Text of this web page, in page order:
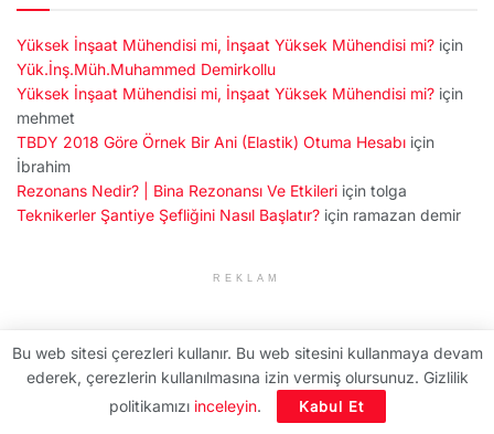
Yüksek İnşaat Mühendisi mi, İnşaat Yüksek Mühendisi mi? için
Yük.İnş.Müh.Muhammed Demirkollu
Yüksek İnşaat Mühendisi mi, İnşaat Yüksek Mühendisi mi? için
mehmet
TBDY 2018 Göre Örnek Bir Ani (Elastik) Otuma Hesabı için
İbrahim
Rezonans Nedir? | Bina Rezonansı Ve Etkileri için tolga
Teknikerler Şantiye Şefliğini Nasıl Başlatır? için ramazan demir
REKLAM
Sorular
İnşaat mühendisi güncel maaşlar
Bu web sitesi çerezleri kullanır. Bu web sitesini kullanmaya devam
ederek, çerezlerin kullanılmasına izin vermiş olursunuz. Gizlilik
politikamızı inceleyin. Kabul Et